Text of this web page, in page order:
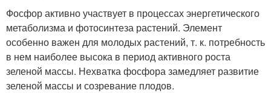
Фосфор активно участвует в процессах энергетического
метаболизма и фотосинтеза растений. Элемент
особенно важен для молодых растений, т. к. потребность
в нем наиболее высока в период активного роста
зеленой массы. Нехватка фосфора замедляет развитие
зеленой массы и созревание плодов.